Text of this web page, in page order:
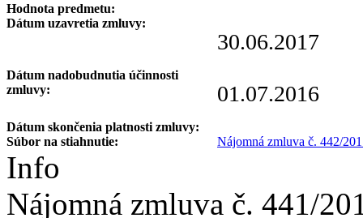
Hodnota predmetu:
Dátum uzavretia zmluvy:
30.06.2017
Dátum nadobudnutia účinnosti
zmluvy:
01.07.2016
Dátum skončenia platnosti zmluvy:
Súbor na stiahnutie:
Nájomná zmluva č. 442/
Info
Nájomná zmluva č. 441/